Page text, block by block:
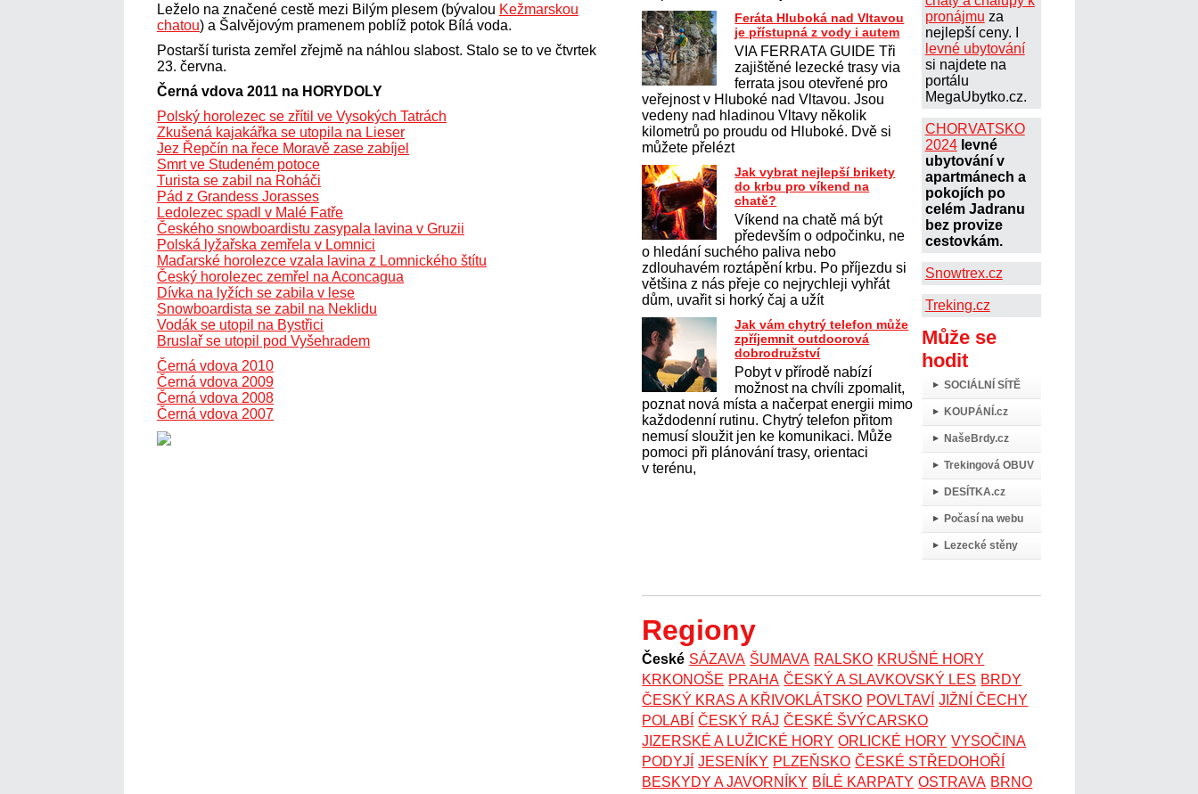
Leželo na značené cestě mezi Bilým plesem (bývalou Kežmarskou
chatou) a Šalvějovým pramenem poblíž potok Bílá voda.
Postarší turista zemřel zřejmě na náhlou slabost. Stalo se to ve čtvrtek
23. června.
Černá vdova 2011 na HORYDOLY
Polský horolezec se zřítil ve Vysokých Tatrách
Zkušená kajakářka se utopila na Lieser
Jez Řepčín na řece Moravě zase zabíjel
Smrt ve Studeném potoce
Turista se zabil na Roháči
Pád z Grandess Jorasses
Ledolezec spadl v Malé Fatře
Českého snowboardistu zasypala lavina v Gruzii
Polská lyžařska zemřela v Lomnici
Maďarské horolezce vzala lavina z Lomnického štítu
Český horolezec zemřel na Aconcagua
Dívka na lyžích se zabila v lese
Snowboardista se zabil na Neklidu
Vodák se utopil na Bystřici
Bruslař se utopil pod Vyšehradem
Černá vdova 2010
Černá vdova 2009
Černá vdova 2008
Černá vdova 2007
pronájmu za
nejlepší ceny. I
levné ubytování
si najdete na
portálu
MegaUbytko.cz.
CHORVATSKO
2024 levné
ubytování v
apartmánech a
pokojích po
celém Jadranu
bez provize
cestovkám.
Snowtrex.cz
Treking.cz
Může se
hodit
SOCIÁLNÍ SÍTĚ
KOUPÁNÍ.cz
NašeBrdy.cz
Trekingová OBUV
DESÍTKA.cz
Počasí na webu
Lezecké stěny
Feráta Hluboká nad Vltavou
je přístupná z vody i autem
VIA FERRATA GUIDE Tři
zajištěné lezecké trasy via
ferrata jsou otevřené pro
veřejnost v Hluboké nad Vltavou. Jsou
vedeny nad hladinou Vltavy několik
kilometrů po proudu od Hluboké. Dvě si
můžete přelézt
Jak vybrat nejlepší brikety
do krbu pro víkend na
chatě?
Víkend na chatě má být
především o odpočinku, ne
o hledání suchého paliva nebo
zdlouhavém roztápění krbu. Po příjezdu si
většina z nás přeje co nejrychleji vyhřát
dům, uvařit si horký čaj a užít
Jak vám chytrý telefon může
zpříjemnit outdoorová
dobrodružství
Pobyt v přírodě nabízí
možnost na chvíli zpomalit,
poznat nová místa a načerpat energii mimo
každodenní rutinu. Chytrý telefon přitom
nemusí sloužit jen ke komunikaci. Může
pomoci při plánování trasy, orientaci
v terénu,
Regiony
České SÁZAVA ŠUMAVA RALSKO KRUŠNÉ HORY
KRKONOŠE PRAHA ČESKÝ A SLAVKOVSKÝ LES BRDY
ČESKÝ KRAS A KŘIVOKLÁTSKO POVLTAVÍ JIŽNÍ ČECHY
POLABÍ
ČESKÝ RÁJ ČESKÉ ŠVÝCARSKO
JIZERSKÉ A LUŽICKÉ HORY ORLICKÉ HORY VYSOČINA
PODYJÍ
JESENÍKY PLZEŇSKO ČESKÉ STŘEDOHOŘÍ
BESKYDY A JAVORNÍKY BÍLÉ KARPATY OSTRAVA BRNO